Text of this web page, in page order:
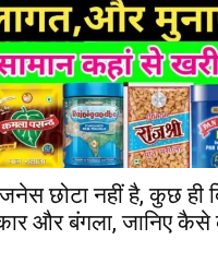
छोटा नहीं है, कुछ ही
और बंगला, जानिए